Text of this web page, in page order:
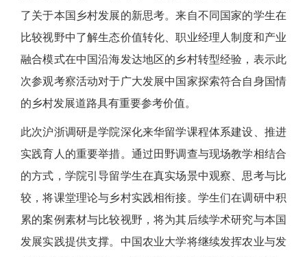
了关于本国乡村发展的新思考。来自不同国家的学生在
比较视野中了解生态价值转化、职业经理人制度和产业
融合模式在中国沿海发达地区的乡村转型经验，表示此
次参观考察活动对于广大发展中国家探索符合自身国情
的乡村发展道路具有重要参考价值。
此次沪浙调研是学院深化来华留学课程体系建设、推进
实践育人的重要举措。通过田野调查与现场教学相结合
的方式，学院引导留学生在真实场景中观察、思考与比
较，将课堂理论与乡村实践相衔接。学生们在调研中积
累的案例素材与比较视野，将为其后续学术研究与本国
发展实践提供支撑。中国农业大学将继续发挥农业与发